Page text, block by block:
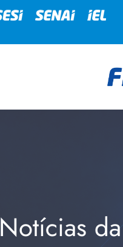
Notícias